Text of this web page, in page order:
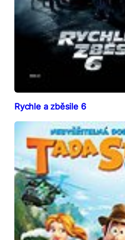
Rychle a zběsile 6